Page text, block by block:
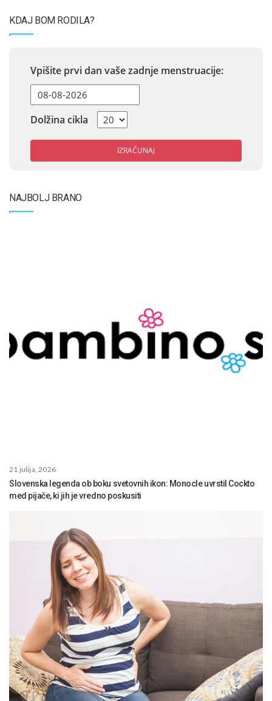
KDAJ BOM RODILA?
Vpišite prvi dan vaše zadnje menstruacije:
Dolžina cikla
IZRAČUNAJ
NAJBOLJ BRANO
21 julija, 2026
Slovenska legenda ob boku svetovnih ikon: Monocle uvrstil Cockto
med pijače, ki jih je vredno poskusiti